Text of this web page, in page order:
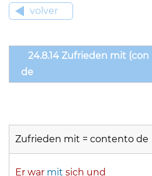
volver
24.8.14 Zufrieden mit
de
Zufrieden mit = contento de
Er war mit sich und